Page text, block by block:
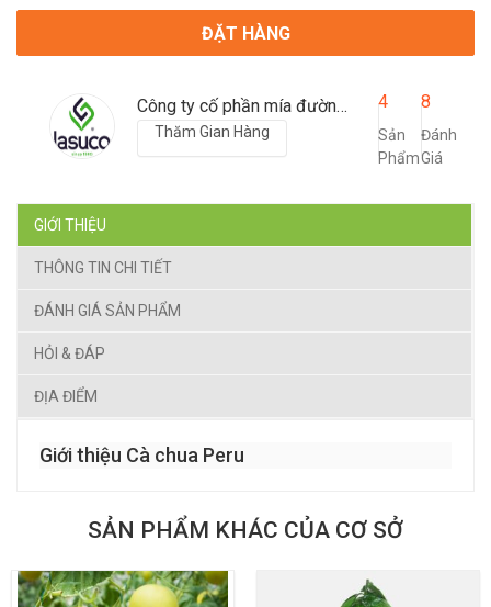
ĐẶT HÀNG
Công ty cố phần mía đường Lam Sơn
Thăm Gian Hàng
4
Sản
Phẩm
8
Đánh
Giá
GIỚI THIỆU
THÔNG TIN CHI TIẾT
ĐÁNH GIÁ SẢN PHẨM
HỎI & ĐÁP
ĐỊA ĐIỂM
Giới thiệu Cà chua Peru
SẢN PHẨM KHÁC CỦA CƠ SỞ